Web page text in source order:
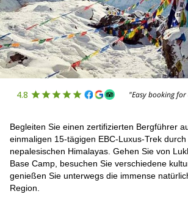
4.8 "Easy booking
Begleiten Sie einen zertifizierten Bergführer
einmaligen 15-tägigen EBC-Luxus-Trek
nepalesischen Himalayas. Gehen Sie von
Base Camp, besuchen Sie verschiedene
genießen Sie unterwegs die immense
Region.